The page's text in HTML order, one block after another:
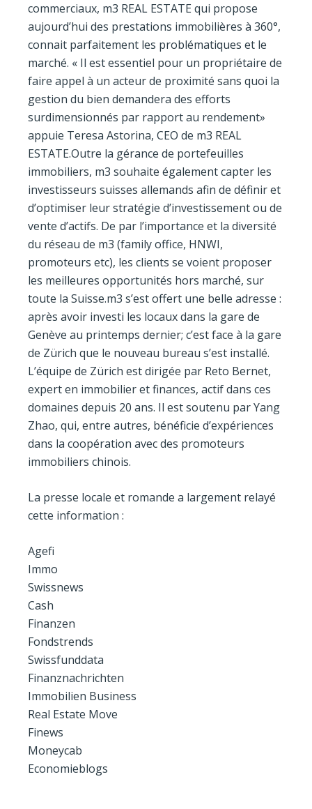
commerciaux, m3 REAL ESTATE qui propose
aujourd’hui des prestations immobilières à 360°,
connait parfaitement les problématiques et le
marché. « Il est essentiel pour un propriétaire de
faire appel à un acteur de proximité sans quoi la
gestion du bien demandera des efforts
surdimensionnés par rapport au rendement»
appuie Teresa Astorina, CEO de m3 REAL
ESTATE.Outre la gérance de portefeuilles
immobiliers, m3 souhaite également capter les
investisseurs suisses allemands afin de définir et
d’optimiser leur stratégie d’investissement ou de
vente d’actifs. De par l’importance et la diversité
du réseau de m3 (family office, HNWI,
promoteurs etc), les clients se voient proposer
les meilleures opportunités hors marché, sur
toute la Suisse.m3 s’est offert une belle adresse :
après avoir investi les locaux dans la gare de
Genève au printemps dernier; c’est face à la gare
de Zürich que le nouveau bureau s’est installé.
L’équipe de Zürich est dirigée par Reto Bernet,
expert en immobilier et finances, actif dans ces
domaines depuis 20 ans. Il est soutenu par Yang
Zhao, qui, entre autres, bénéficie d’expériences
dans la coopération avec des promoteurs
immobiliers chinois.
La presse locale et romande a largement relayé
cette information :
Agefi
Immo
Swissnews
Cash
Finanzen
Fondstrends
Swissfunddata
Finanznachrichten
Immobilien Business
Real Estate Move
Finews
Moneycab
Economieblogs